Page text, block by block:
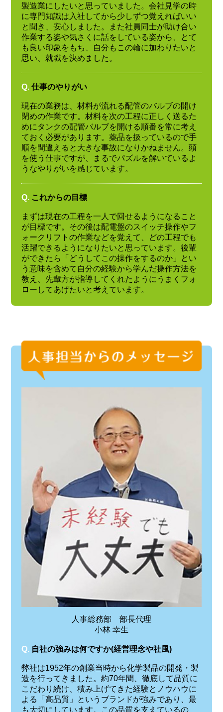
製造業にしたいと思っていました。会社見学の時
に専門知識は入社してから少しずつ覚えればいい
と聞き、安心しました。また社員同士が助け合い
作業する姿や気さくに話をしている姿から、とて
も良い印象をもち、自分もこの輪に加わりたいと
思い、就職を決めました。
Q. 仕事のやりがい
現在の業務は、材料が流れる配管のバルブの開け
閉めの作業です。材料を次の工程に正しく送るた
めにタンクの配管バルブを開ける順番を常に考え
ておく必要があります。薬品を扱っているので手
順を間違えると大きな事故になりかねません。頭
を使う仕事ですが、まるでパズルを解いているよ
うなやりがいを感じています。
Q. これからの目標
まずは現在の工程を一人で回せるようになること
が目標です。その後は配電盤のスイッチ操作やフ
ォークリフトの作業などを覚えて、どの工程でも
活躍できるようになりたいと思っています。後輩
ができたら「どうしてこの操作をするのか」とい
う意味を含めて自分の経験から学んだ操作方法を
教え、先輩方が指導してくれたようにうまくフォ
ローしてあげたいと考えています。
人事総務部 部長代理
小林 幸生
Q. 自社の強みは何ですか(経営理念や社風)
弊社は1952年の創業当時から化学製品の開発・製
造を行ってきました。約70年間、徹底して品質に
こだわり続け、積み上げてきた経験とノウハウに
よる「高品質」というブランドが強みであり、最
も大切にしています。この品質を支えているの